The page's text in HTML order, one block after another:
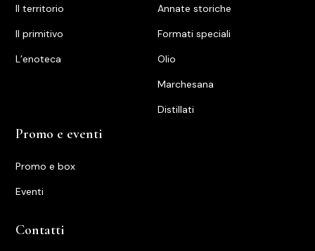
Il territorio
ll primitivo
L’enoteca
Annate storiche
Formati speciali
Olio
Marchesana
Distillati
Promo e eventi
Promo e box
Eventi
Contatti